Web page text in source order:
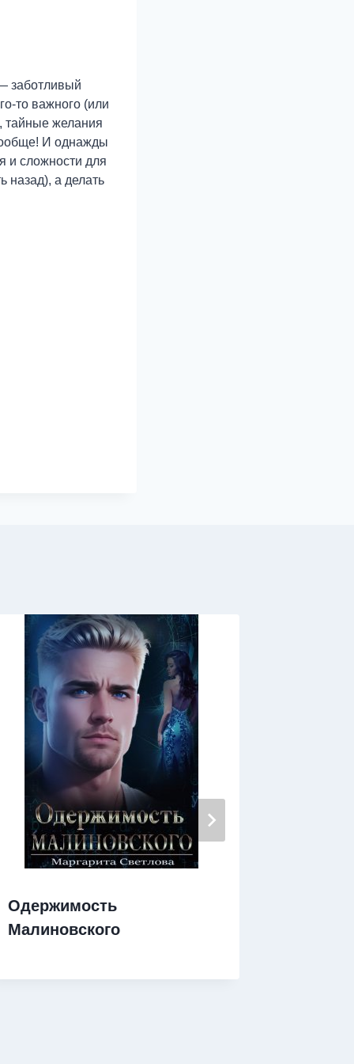
заботливый
то важного (или
тайные желания
И однажды
и сложности для
назад), а делать
Одержимость
Малиновского